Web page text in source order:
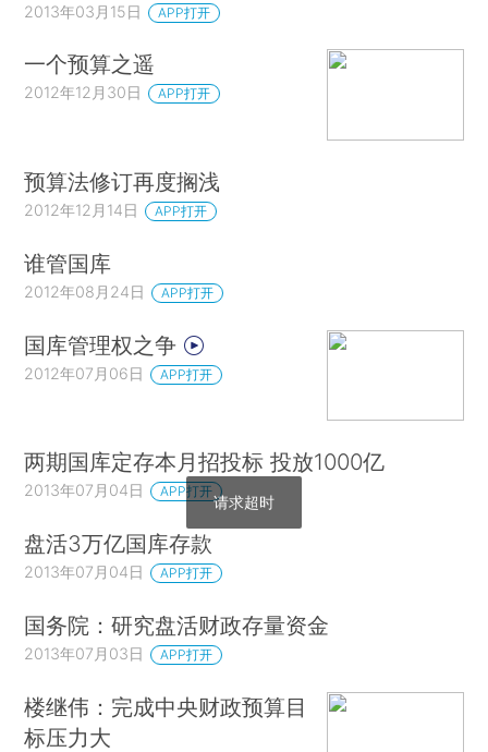
2013年03月15日 APP打开
一个预算之遥
2012年12月30日 APP打开
预算法修订再度搁浅
2012年12月14日 APP打开
谁管国库
2012年08月24日 APP打开
国库管理权之争
2012年07月06日 APP打开
两期国库定存本月招投标 投放1000亿
2013年07月04日 APP打开
盘活3万亿国库存款
2013年07月04日 APP打开
国务院：研究盘活财政存量资金
2013年07月03日 APP打开
楼继伟：完成中央财政预算目
标压力大
请求超时